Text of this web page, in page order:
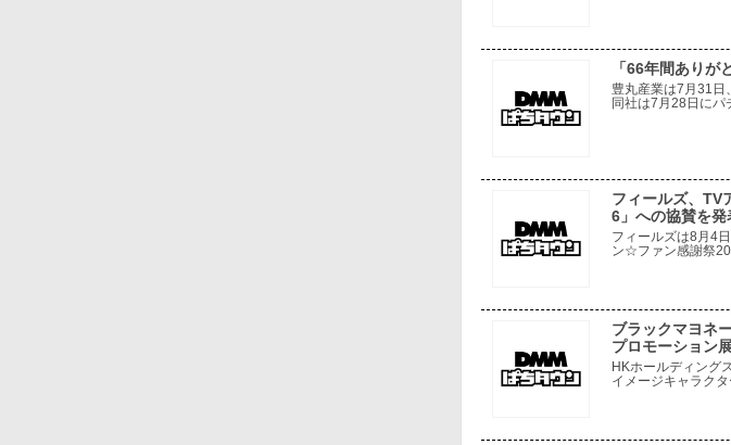
「66年間あり
豊丸産業は7月31日
同社は7月28日に
フィールズ、TV
6」への協賛を発
フィールズは8月4
ン☆ファン感謝祭
種トーキョーグー
ブラックマヨネ
プロモーション
HKホールディング
イメージキャラク